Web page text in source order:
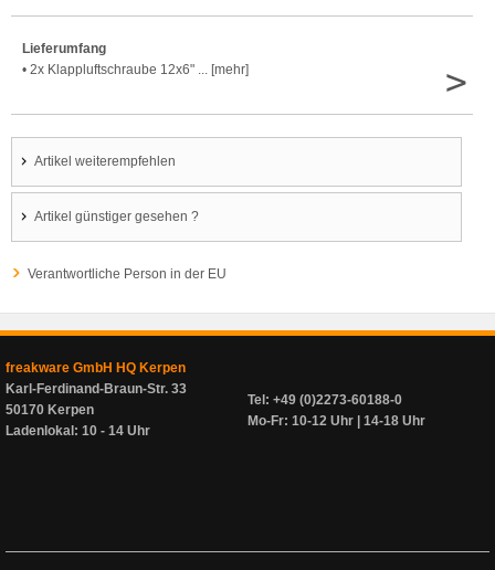
Lieferumfang
• 2x Klappluftschraube 12x6" ... [mehr]
>
Artikel weiterempfehlen
Artikel günstiger gesehen ?
Verantwortliche Person in der EU
freakware GmbH HQ Kerpen
Karl-Ferdinand-Braun-Str. 33
50170 Kerpen
Ladenlokal: 10 - 14 Uhr
Tel: +49 (0)2273-60188-0
Mo-Fr: 10-12 Uhr | 14-18 Uhr